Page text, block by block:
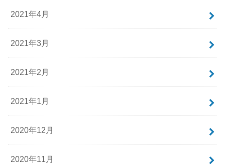
2021年4月
2021年3月
2021年2月
2021年1月
2020年12月
2020年11月